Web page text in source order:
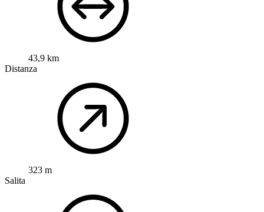
43,9 km
Distanza
323 m
Salita